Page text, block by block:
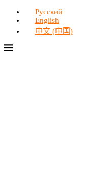
Русский
English
中文 (中国)